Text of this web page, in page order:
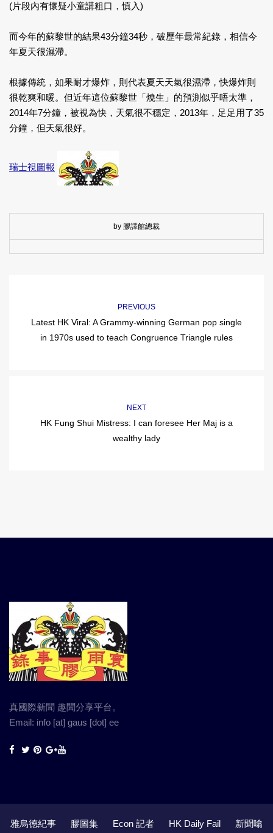
(片段內有懷疑小童講粗口，慎入)
而今年的蘇黎世的結果43分鐘34秒，破歷年最常紀錄，相信今
年夏天很濕滯。
根據傳統，如果耐才爆炸，則代表夏天天氣很濕滯，快爆炸則
很乾爽和暖。但近年這位蘇黎世「燒生」的預測似乎唔太準，
2014年7分鐘，被視為快，天氣很不穩定，2013年，足足用了35
分鐘，但天氣很好。
瑞士視圖報
by 膠譯館總裁
PREVIOUS
Latest HK Viral: A Grammy-winning German pop single
in 1970s used to teach Congruence Triangle rules
NEXT
HK Fung Shui Mistress: I can foresee Her Maj is a
wealthy lady
真國際新聞 趣聞分享平台。
Email: info [at] gaus [dot] ee
雅烏德紀事 膠圖集 Econ 記者 HK Daily Fail 新聞噏